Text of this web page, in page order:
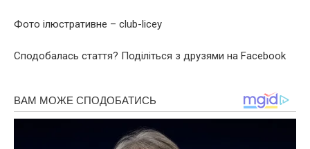
Фото ілюстративне – club-licey
Сподобалась стаття? Поділіться з друзями на Facebook